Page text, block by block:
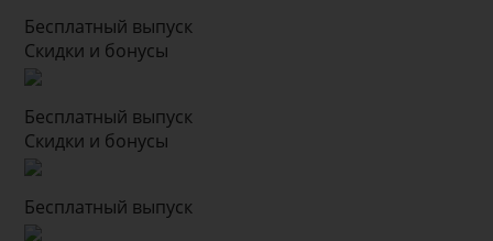
Бесплатный выпуск
Скидки и бонусы
Бесплатный выпуск
Скидки и бонусы
Бесплатный выпуск